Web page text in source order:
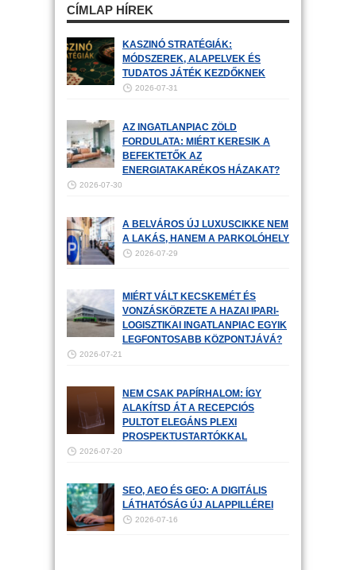
CÍMLAP HÍREK
KASZINÓ STRATÉGIÁK:
MÓDSZEREK, ALAPELVEK ÉS
TUDATOS JÁTÉK KEZDŐKNEK
2026-07-31
AZ INGATLANPIAC ZÖLD
FORDULATA: MIÉRT KERESIK A
BEFEKTETŐK AZ
ENERGIATAKARÉKOS HÁZAKAT?
2026-07-30
A BELVÁROS ÚJ LUXUSCIKKE NEM
A LAKÁS, HANEM A PARKOLÓHELY
2026-07-29
MIÉRT VÁLT KECSKEMÉT ÉS
VONZÁSKÖRZETE A HAZAI IPARI-
LOGISZTIKAI INGATLANPIAC EGYIK
LEGFONTOSABB KÖZPONTJÁVÁ?
2026-07-21
NEM CSAK PAPÍRHALOM: ÍGY
ALAKÍTSD ÁT A RECEPCIÓS
PULTOT ELEGÁNS PLEXI
PROSPEKTUSTARTÓKKAL
2026-07-20
SEO, AEO ÉS GEO: A DIGITÁLIS
LÁTHATÓSÁG ÚJ ALAPPILLÉREI
2026-07-16